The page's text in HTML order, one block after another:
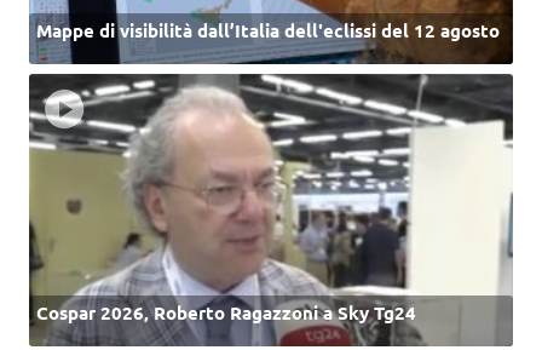
Mappe di visibilità dall’Italia dell'eclissi del 12 agosto
Cospar 2026, Roberto Ragazzoni a Sky Tg24